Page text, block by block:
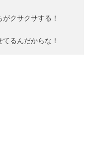
クサクサする！
るんだからな！